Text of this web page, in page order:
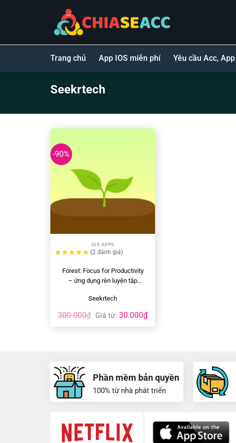
dung
Trang chủ App IOS miễn phí Yêu cầu Acc, App
Seekrtech
-90%
IOS APPS
(2 đánh giá)
Forest: Focus for Productivity
– ứng dụng rèn luyện tập
Seekrtech
300.000₫ Giá từ: 30.000₫
Phần mềm bản quyền
100% từ nhà phát triển